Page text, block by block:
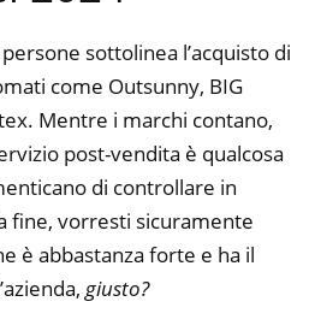
sottolinea l’acquisto di
come Outsunny, BIG
Mentre i marchi contano,
post-vendita è qualcosa
di controllare in
fine, vorresti sicuramente
è abbastanza forte e ha il
giusto?